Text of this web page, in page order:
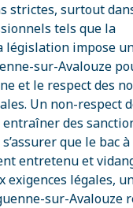
strictes, surtout
tels que la
législation impose
sur-Avalouze
et le respect des
Un non-respect
des
que le bac
entretenu et
exigences légales,
sur-Avalouze